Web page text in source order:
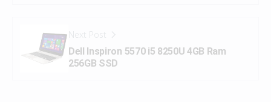
Next Post
Dell Inspiron 5570 i5 8250U 4GB Ram
256GB SSD